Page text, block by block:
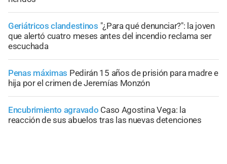
Geriátricos clandestinos "¿Para qué denunciar?": la joven
que alertó cuatro meses antes del incendio reclama ser
escuchada
Penas máximas Pedirán 15 años de prisión para madre e
hija por el crimen de Jeremías Monzón
Encubrimiento agravado Caso Agostina Vega: la
reacción de sus abuelos tras las nuevas detenciones